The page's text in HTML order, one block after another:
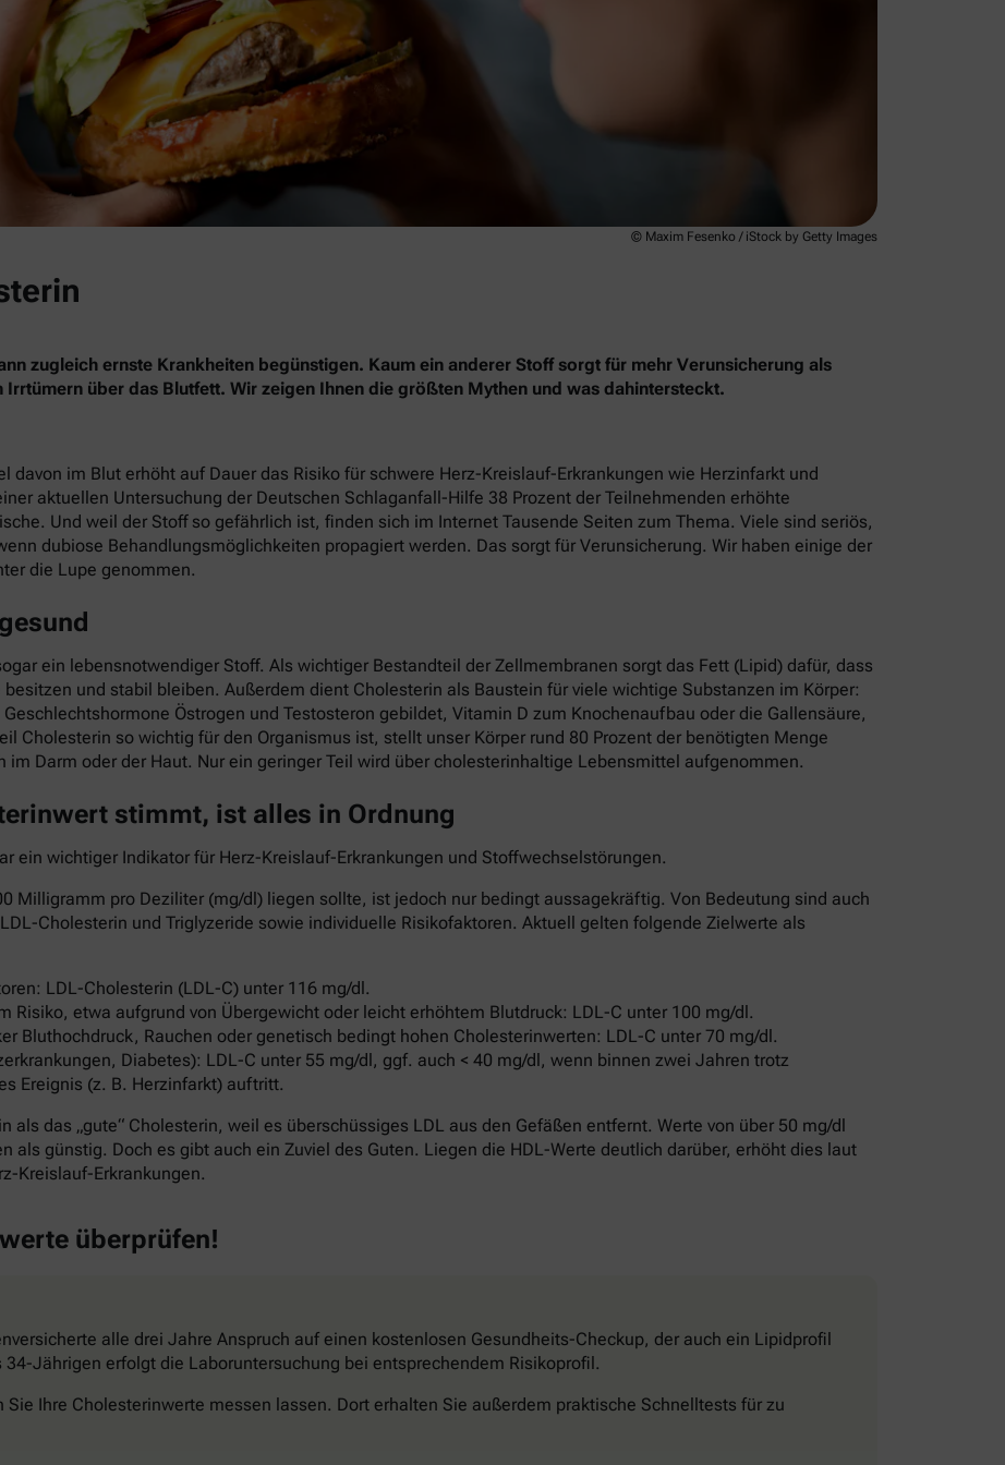
© Maxim Fesenko / iStock by Getty Images
zugleich ernste Krankheiten begünstigen. Kaum ein anderer Stoff sorgt für mehr Verunsicherung als
über das Blutfett. Wir zeigen Ihnen die größten Mythen und was dahintersteckt.
davon im Blut erhöht auf Dauer das Risiko für schwere Herz-Kreislauf-Erkrankungen wie Herzinfarkt und
aktuellen Untersuchung der Deutschen Schlaganfall-Hilfe 38 Prozent der Teilnehmenden erhöhte
Und weil der Stoff so gefährlich ist, finden sich im Internet Tausende Seiten zum Thema. Viele sind seriös,
dubiose Behandlungsmöglichkeiten propagiert werden. Das sorgt für Verunsicherung. Wir haben einige der
die Lupe genommen.
ein lebensnotwendiger Stoff. Als wichtiger Bestandteil der Zellmembranen sorgt das Fett (Lipid) dafür, dass
und stabil bleiben. Außerdem dient Cholesterin als Baustein für viele wichtige Substanzen im Körper:
Östrogen und Testosteron gebildet, Vitamin D zum Knochenaufbau oder die Gallensäure,
Cholesterin so wichtig für den Organismus ist, stellt unser Körper rund 80 Prozent der benötigten Menge
im Darm oder der Haut. Nur ein geringer Teil wird über cholesterinhaltige Lebensmittel aufgenommen.
stimmt, ist alles in Ordnung
ein wichtiger Indikator für Herz-Kreislauf-Erkrankungen und Stoffwechselstörungen.
Milligramm pro Deziliter (mg/dl) liegen sollte, ist jedoch nur bedingt aussagekräftig. Von Bedeutung sind auch
Cholesterin und Triglyzeride sowie individuelle Risikofaktoren. Aktuell gelten folgende Zielwerte als
LDL-Cholesterin (LDL-C) unter 116 mg/dl.
Risiko, etwa aufgrund von Übergewicht oder leicht erhöhtem Blutdruck: LDL-C unter 100 mg/dl.
Bluthochdruck, Rauchen oder genetisch bedingt hohen Cholesterinwerten: LDL-C unter 70 mg/dl.
Diabetes): LDL-C unter 55 mg/dl, ggf. auch < 40 mg/dl, wenn binnen zwei Jahren trotz
Ereignis (z. B. Herzinfarkt) auftritt.
als das „gute“ Cholesterin, weil es überschüssiges LDL aus den Gefäßen entfernt. Werte von über 50 mg/dl
als günstig. Doch es gibt auch ein Zuviel des Guten. Liegen die HDL-Werte deutlich darüber, erhöht dies laut
Kreislauf-Erkrankungen.
überprüfen!
alle drei Jahre Anspruch auf einen kostenlosen Gesundheits-Checkup, der auch ein Lipidprofil
Jährigen erfolgt die Laboruntersuchung bei entsprechendem Risikoprofil.
Ihre Cholesterinwerte messen lassen. Dort erhalten Sie außerdem praktische Schnelltests für zu